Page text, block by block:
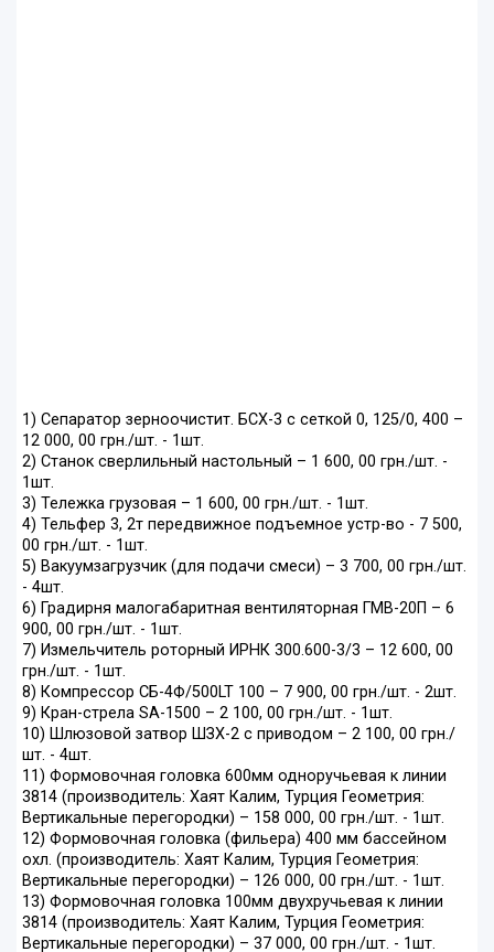
1) Сепаратор зерноочистит. БСХ-3 с сеткой 0, 125/0, 400 –
12 000, 00 грн./шт. - 1шт.
2) Станок сверлильный настольный – 1 600, 00 грн./шт. -
1шт.
3) Тележка грузовая – 1 600, 00 грн./шт. - 1шт.
4) Тельфер 3, 2т передвижное подъемное устр-во - 7 500,
00 грн./шт. - 1шт.
5) Вакуумзагрузчик (для подачи смеси) – 3 700, 00 грн./шт.
- 4шт.
6) Градирня малогабаритная вентиляторная ГМВ-20П – 6
900, 00 грн./шт. - 1шт.
7) Измельчитель роторный ИРНК 300.600-3/3 – 12 600, 00
грн./шт. - 1шт.
8) Компрессор СБ-4Ф/500LT 100 – 7 900, 00 грн./шт. - 2шт.
9) Кран-стрела SA-1500 – 2 100, 00 грн./шт. - 1шт.
10) Шлюзовой затвор ШЗХ-2 с приводом – 2 100, 00 грн./
шт. - 4шт.
11) Формовочная головка 600мм одноручьевая к линии
3814 (производитель: Хаят Калим, Турция Геометрия:
Вертикальные перегородки) – 158 000, 00 грн./шт. - 1шт.
12) Формовочная головка (фильера) 400 мм бассейном
охл. (производитель: Хаят Калим, Турция Геометрия:
Вертикальные перегородки) – 126 000, 00 грн./шт. - 1шт.
13) Формовочная головка 100мм двухручьевая к линии
3814 (производитель: Хаят Калим, Турция Геометрия:
Вертикальные перегородки) – 37 000, 00 грн./шт. - 1шт.